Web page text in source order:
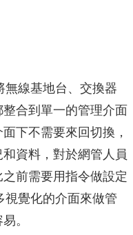
無線基地台、交換器
合到單一的管理介面
下不需要來回切換，
資料，對於網管人員
前需要用指令做設定
視覺化的介面來做管
。